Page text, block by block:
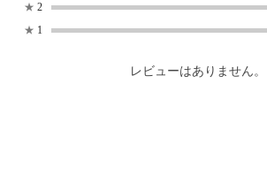
★ 2
★ 1
レビューはありません。